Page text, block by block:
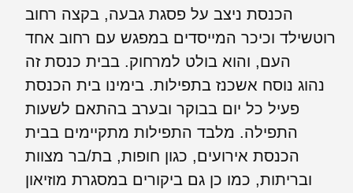
הכנסת ניצב על פסגת גבעה, בקצה רחוב
רוטשילד וכיכר המייסדים במפגש עם רחוב אחד
העם, והוא בולט למרחוק. בבית כנסת זה
נהוג נוסח אשכנז בתפילות. בימינו בית הכנסת
פעיל כל יום בבוקר ובערב בהתאם לשעות
התפילה. מלבד התפילות מתקיימים בבית
הכנסת אירועים, כגון חופות, בת/בר מצוות
ובריתות, כמו כן גם ביקורים במסגרת מוזיאון